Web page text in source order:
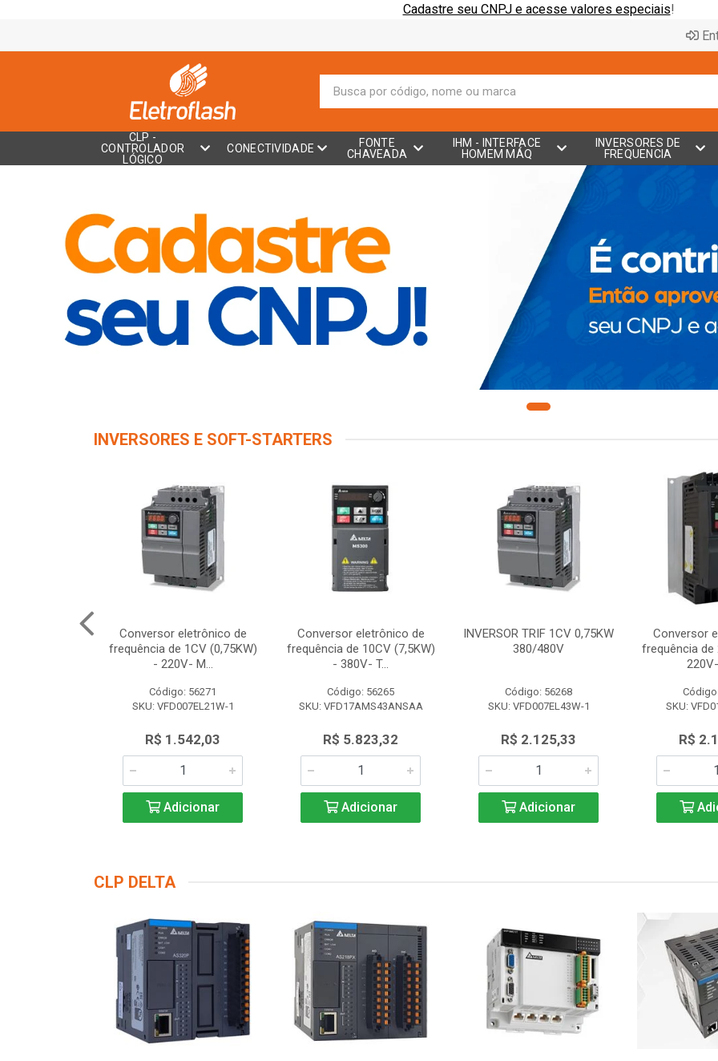
Cadastre seu CNPJ e acesse valores especiais!
CLP -
CONTROLADOR
LÓGICO
CONECTIVIDADE
FONTE
CHAVEADA
IHM - INTERFACE
HOMEM MÁQ
INVERSORES DE
FREQUENCIA
INVERSORES E SOFT-STARTERS
Conversor eletrônico de
frequência de 1CV (0,75KW)
- 220V- M...
Código: 56271
SKU: VFD007EL21W-1
R$ 1.542,03
Adicionar
Conversor eletrônico de
frequência de 10CV (7,5KW)
- 380V- T...
Código: 56265
SKU: VFD17AMS43ANSAA
R$ 5.823,32
Adicionar
INVERSOR TRIF 1CV 0,75KW
380/480V
Código: 56268
SKU: VFD007EL43W-1
R$ 2.125,33
Adicionar
Conversor
frequência de
SKU:
R$
CLP DELTA